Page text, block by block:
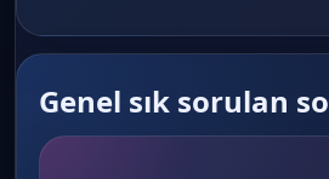
Genel sık sorulan